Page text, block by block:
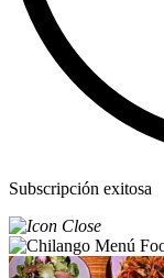
Subscripción exitosa